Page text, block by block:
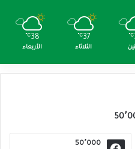
℃
37
℃
الثلاثاء
38
℃
الأربعاء
50٬000